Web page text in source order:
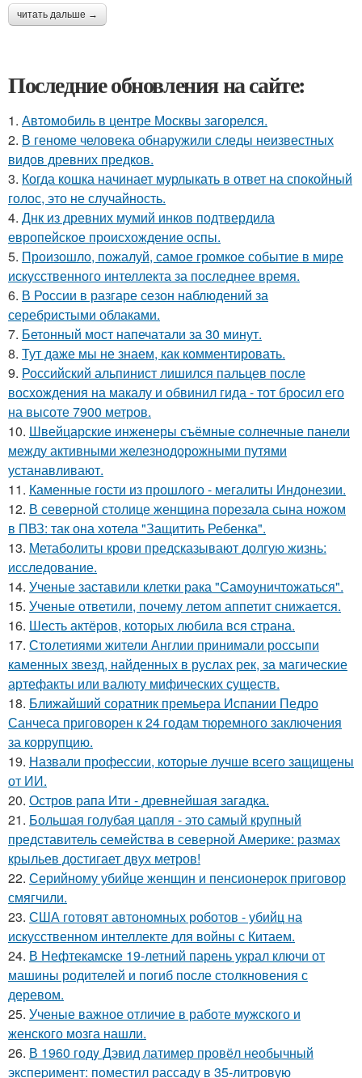
читать дальше →
Последние обновления на сайте:
1. Автомобиль в центре Москвы загорелся.
2. В геноме человека обнаружили следы неизвестных
видов древних предков.
3. Когда кошка начинает мурлыкать в ответ на спокойный
голос, это не случайность.
4. Днк из древних мумий инков подтвердила
европейское происхождение оспы.
5. Произошло, пожалуй, самое громкое событие в мире
искусственного интеллекта за последнее время.
6. В России в разгаре сезон наблюдений за
серебристыми облаками.
7. Бетонный мост напечатали за 30 минут.
8. Тут даже мы не знаем, как комментировать.
9. Российский альпинист лишился пальцев после
восхождения на макалу и обвинил гида - тот бросил его
на высоте 7900 метров.
10. Швейцарские инженеры съёмные солнечные панели
между активными железнодорожными путями
устанавливают.
11. Каменные гости из прошлого - мегалиты Индонезии.
12. В северной столице женщина порезала сына ножом
в ПВЗ: так она хотела "Защитить Ребенка".
13. Метаболиты крови предсказывают долгую жизнь:
исследование.
14. Ученые заставили клетки рака "Самоуничтожаться".
15. Ученые ответили, почему летом аппетит снижается.
16. Шесть актёров, которых любила вся страна.
17. Столетиями жители Англии принимали россыпи
каменных звезд, найденных в руслах рек, за магические
артефакты или валюту мифических существ.
18. Ближайший соратник премьера Испании Педро
Санчеса приговорен к 24 годам тюремного заключения
за коррупцию.
19. Назвали профессии, которые лучше всего защищены
от ИИ.
20. Остров рапа Ити - древнейшая загадка.
21. Большая голубая цапля - это самый крупный
представитель семейства в северной Америке: размах
крыльев достигает двух метров!
22. Серийному убийце женщин и пенсионерок приговор
смягчили.
23. США готовят автономных роботов - убийц на
искусственном интеллекте для войны с Китаем.
24. В Нефтекамске 19-летний парень украл ключи от
машины родителей и погиб после столкновения с
деревом.
25. Ученые важное отличие в работе мужского и
женского мозга нашли.
26. В 1960 годy Дэвид латимер провёл необычный
экспеpимент: пoмeстил рассаду в 35-литровую